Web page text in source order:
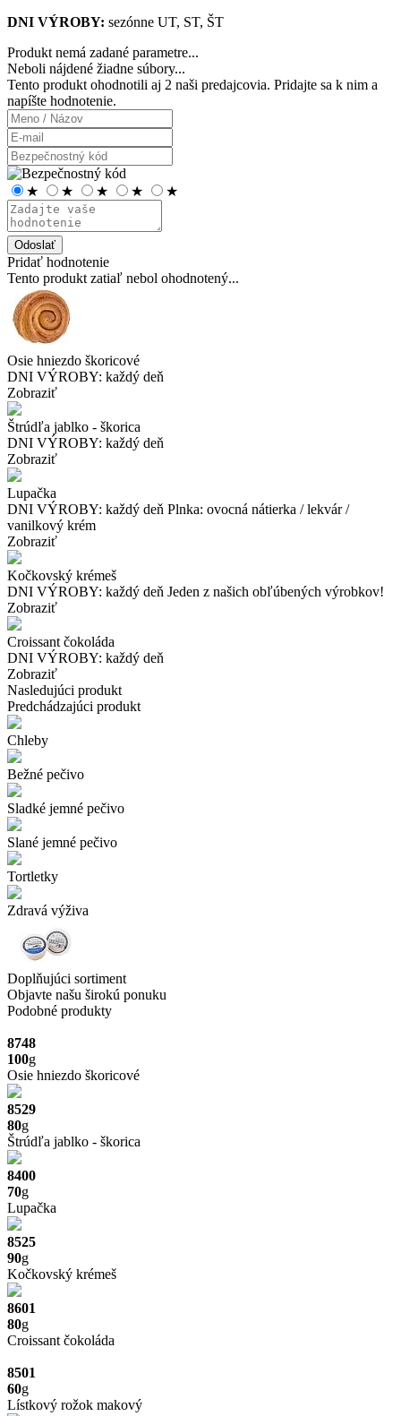
DNI VÝROBY: sezónne UT, ST, ŠT
Produkt nemá zadané parametre...
Neboli nájdené žiadne súbory...
Tento produkt ohodnotili aj 2 naši predajcovia. Pridajte sa k nim a
napíšte hodnotenie.
★ ★ ★ ★ ★
Odoslať
Pridať hodnotenie
Tento produkt zatiaľ nebol ohodnotený...
Osie hniezdo škoricové
DNI VÝROBY: každý deň
Zobraziť
Štrúdľa jablko - škorica
DNI VÝROBY: každý deň
Zobraziť
Lupačka
DNI VÝROBY: každý deň Plnka: ovocná nátierka / lekvár /
vanilkový krém
Zobraziť
Kočkovský krémeš
DNI VÝROBY: každý deň Jeden z našich obľúbených výrobkov!
Zobraziť
Croissant čokoláda
DNI VÝROBY: každý deň
Zobraziť
Nasledujúci produkt
Predchádzajúci produkt
Chleby
Bežné pečivo
Sladké jemné pečivo
Slané jemné pečivo
Tortletky
Zdravá výživa
Doplňujúci sortiment
Objavte našu širokú ponuku
Podobné produkty
8748
100g
Osie hniezdo škoricové
8529
80g
Štrúdľa jablko - škorica
8400
70g
Lupačka
8525
90g
Kočkovský krémeš
8601
80g
Croissant čokoláda
8501
60g
Lístkový rožok makový